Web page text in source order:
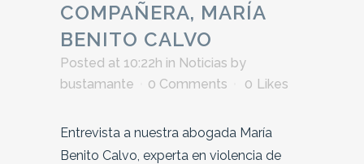
COMPAÑERA, MARÍA
BENITO CALVO
Posted at 10:22h in Noticias by
bustamante
0 Comments 0 Likes
Entrevista a nuestra abogada María
Benito Calvo, experta en violencia de